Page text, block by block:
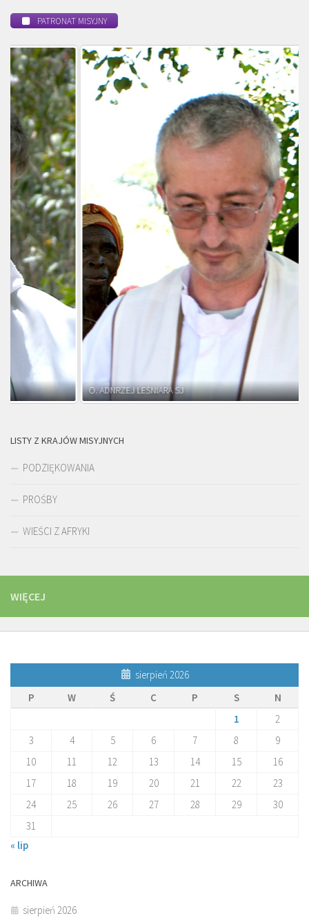
PATRONAT MISYJNY
O. ADNRZEJ LEŚNIARA SJ
LISTY Z KRAJÓW MISYJNYCH
PODZIĘKOWANIA
PROŚBY
WIEŚCI Z AFRYKI
WIĘCEJ
sierpień 2026
P
W Ś C P S
N
1
2
3
4 5 6 7 8
9
10
11 12 13 14 15
16
17
18 19 20 21 22
23
24
25 26 27 28 29
30
31
« lip
ARCHIWA
sierpień 2026